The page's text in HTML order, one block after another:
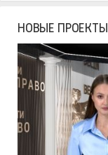
НОВЫЕ ПРОЕКТЫ